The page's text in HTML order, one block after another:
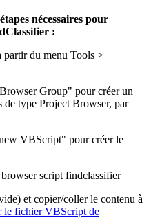
nécessaires pour
:
du menu Tools >
Group" pour créer un
de type Project Browser, par
VBScript" pour créer le
et copier/coller le contenu à
le fichier VBScript de